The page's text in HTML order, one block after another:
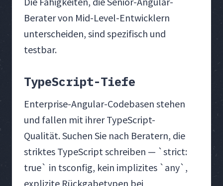
Berater von Mid-Level-Entwicklern
unterscheiden, sind spezifisch und
testbar.
TypeScript-Tiefe
Enterprise-Angular-Codebasen stehen
und fallen mit ihrer TypeScript-
Qualität. Suchen Sie nach Beratern, die
striktes TypeScript schreiben — `strict:
true` in tsconfig, kein implizites `any`,
explizite Rückgabetypen bei